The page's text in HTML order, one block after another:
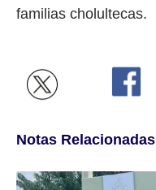
familias cholultecas.
Notas Relacionadas